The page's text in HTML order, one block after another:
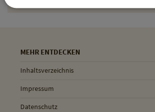
MEHR ENTDECKEN
Inhaltsverzeichnis
Impressum
Datenschutz